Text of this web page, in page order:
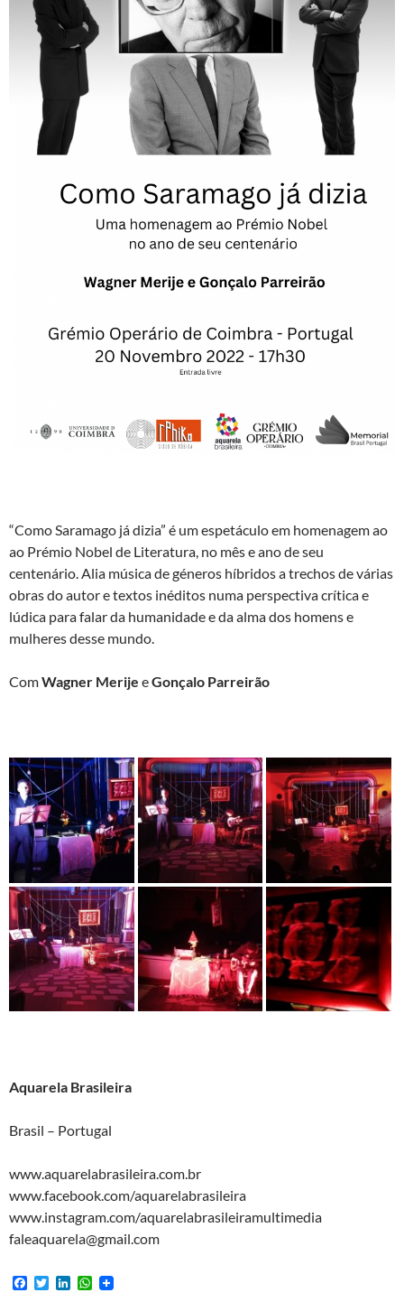
“Como Saramago já dizia” é um espetáculo em homenagem ao
ao Prémio Nobel de Literatura, no mês e ano de seu
centenário. Alia música de géneros híbridos a trechos de várias
obras do autor e textos inéditos numa perspectiva crítica e
lúdica para falar da humanidade e da alma dos homens e
mulheres desse mundo.
ComWagner Merije eGonçalo Parreirão
Aquarela Brasileira
Brasil – Portugal
www.aquarelabrasileira.com.br
www.facebook.com/aquarelabrasileira
www.instagram.com/aquarelabrasileiramultimedia
faleaquarela@gmail.com
F
T
W